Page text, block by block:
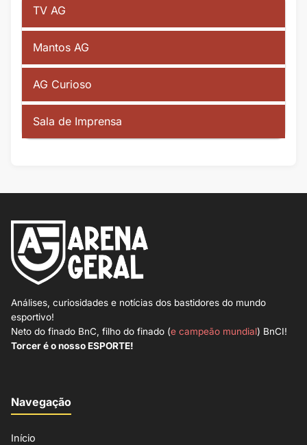
TV AG
Mantos AG
AG Curioso
Sala de Imprensa
Análises, curiosidades e notícias dos bastidores do mundo
esportivo!
Neto do finado BnC, filho do finado (e campeão mundial) BnCI!
Torcer é o nosso ESPORTE!
Navegação
Início